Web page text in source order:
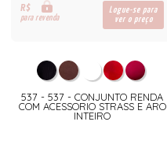
R$
para revenda
Logue-se para
ver o preço
537 - 537 - CONJUNTO RENDA
COM ACESSORIO STRASS E ARO
INTEIRO